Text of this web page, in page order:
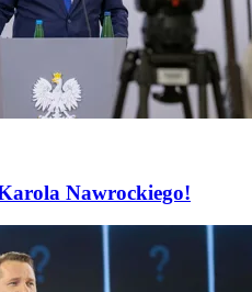
Nawrockiego!